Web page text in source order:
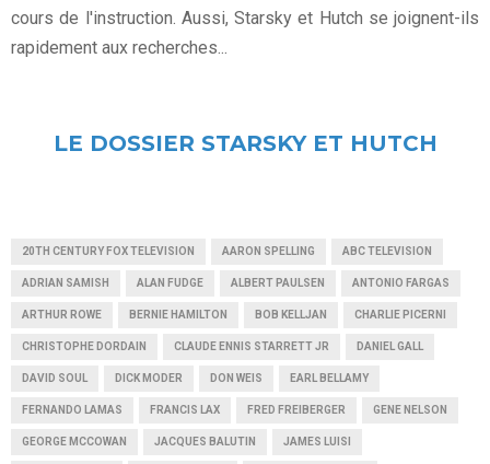
cours de l'instruction. Aussi, Starsky et Hutch se joignent-ils
rapidement aux recherches...
LE DOSSIER STARSKY ET HUTCH
20TH CENTURY FOX TELEVISION AARON SPELLING ABC TELEVISION
ADRIAN SAMISH ALAN FUDGE ALBERT PAULSEN ANTONIO FARGAS
ARTHUR ROWE BERNIE HAMILTON BOB KELLJAN CHARLIE PICERNI
CHRISTOPHE DORDAIN CLAUDE ENNIS STARRETT JR DANIEL GALL
DAVID SOUL DICK MODER DON WEIS EARL BELLAMY
FERNANDO LAMAS FRANCIS LAX FRED FREIBERGER GENE NELSON
GEORGE MCCOWAN JACQUES BALUTIN JAMES LUISI